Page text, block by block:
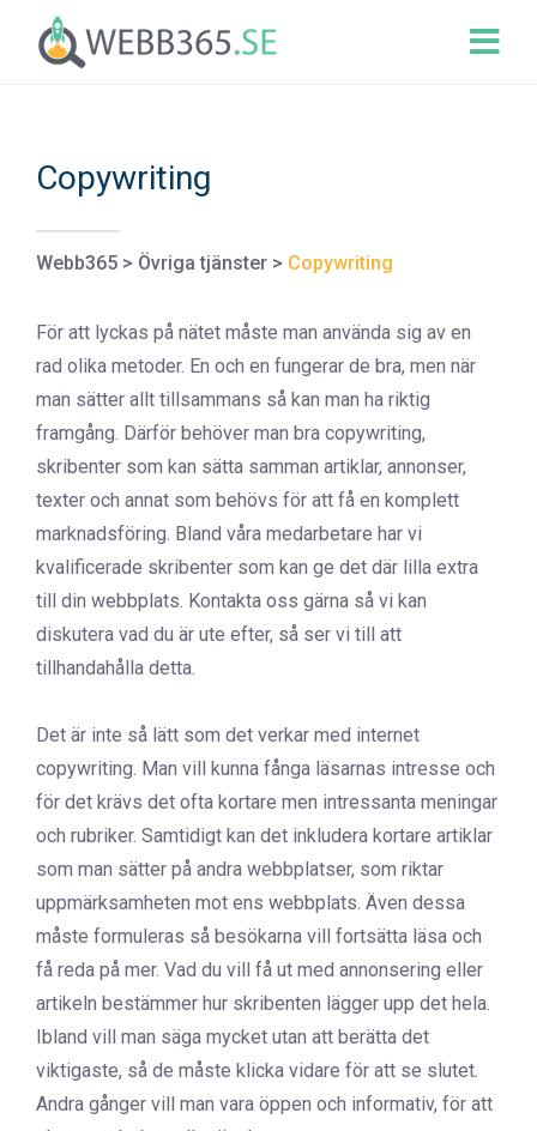
Copywriting
Webb365 > Övriga tjänster > Copywriting
För att lyckas på nätet måste man använda sig av en
rad olika metoder. En och en fungerar de bra, men när
man sätter allt tillsammans så kan man ha riktig
framgång. Därför behöver man bra copywriting,
skribenter som kan sätta samman artiklar, annonser,
texter och annat som behövs för att få en komplett
marknadsföring. Bland våra medarbetare har vi
kvalificerade skribenter som kan ge det där lilla extra
till din webbplats. Kontakta oss gärna så vi kan
diskutera vad du är ute efter, så ser vi till att
tillhandahålla detta.
Det är inte så lätt som det verkar med internet
copywriting. Man vill kunna fånga läsarnas intresse och
för det krävs det ofta kortare men intressanta meningar
och rubriker. Samtidigt kan det inkludera kortare artiklar
som man sätter på andra webbplatser, som riktar
uppmärksamheten mot ens webbplats. Även dessa
måste formuleras så besökarna vill fortsätta läsa och
få reda på mer. Vad du vill få ut med annonsering eller
artikeln bestämmer hur skribenten lägger upp det hela.
Ibland vill man säga mycket utan att berätta det
viktigaste, så de måste klicka vidare för att se slutet.
Andra gånger vill man vara öppen och informativ, för att